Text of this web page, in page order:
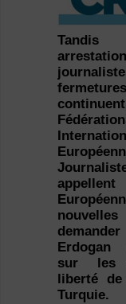
nouvelles
Erdogan
sur les
liberté
Turquie.